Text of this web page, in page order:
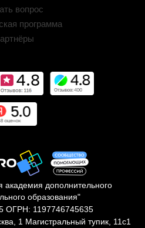
вопрос
программа
дополнительного
образования"
ОГРН: 1197746745635
1 Магистральный тупик, 11с1